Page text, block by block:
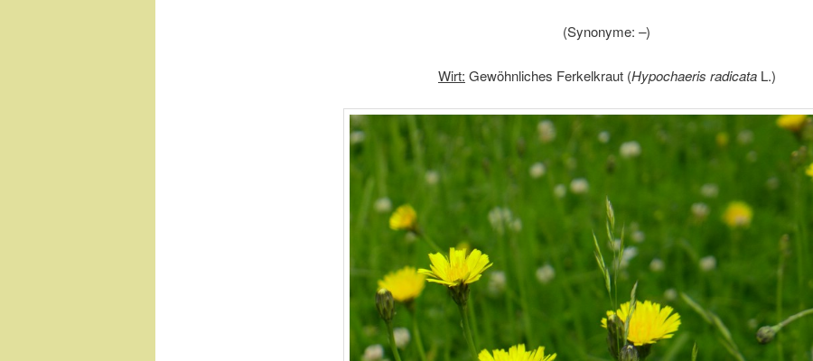
(Synonyme:–)
Wirt: Gewöhnliches Ferkelkraut (Hypochaeris radicataL.)